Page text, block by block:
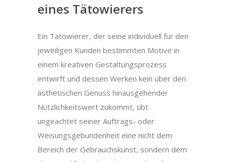
eines Tätowierers
Ein Tätowierer, der seine individuell für den
jeweiligen Kunden bestimmten Motive in
einem kreativen Gestaltungsprozess
entwirft und dessen Werken kein über den
ästhetischen Genuss hinausgehender
Nützlichkeitswert zukommt, übt
ungeachtet seiner Auftrags- oder
Weisungsgebundenheit eine nicht dem
Bereich der Gebrauchskunst, sondern dem